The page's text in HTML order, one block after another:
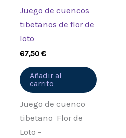
Juego de cuencos
tibetanos de flor de
loto
67,50€
Añadir al
carrito
Juego de cuenco
tibetano Flor de
Loto –